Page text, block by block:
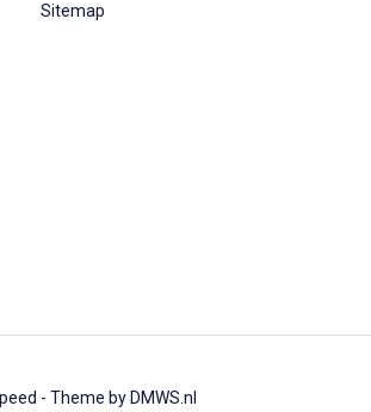
Sitemap
- Theme by DMWS.nl